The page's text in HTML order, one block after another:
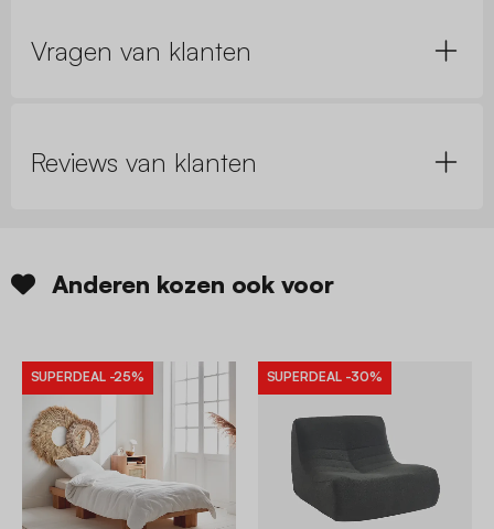
Vragen van klanten
Reviews van klanten
Anderen kozen ook voor
SUPERDEAL -25% SUPERDEAL -30%